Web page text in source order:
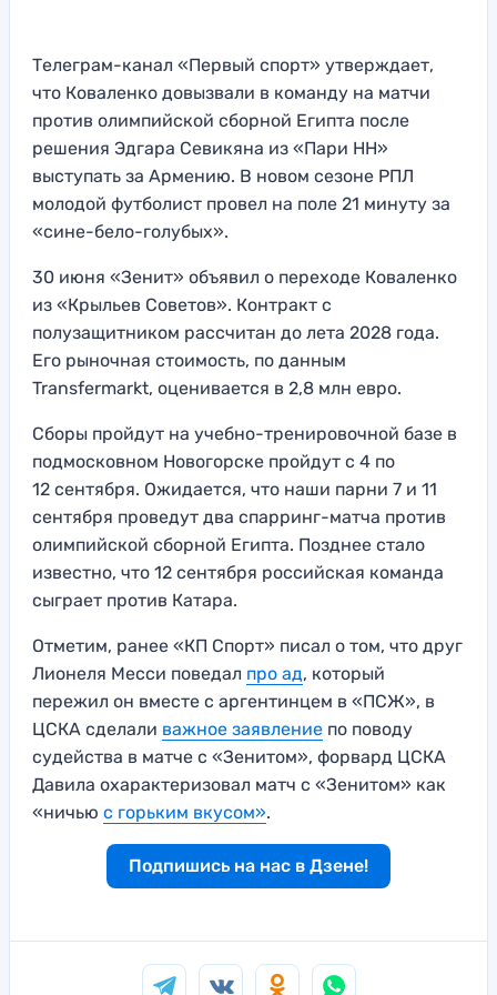
Телеграм-канал «Первый спорт» утверждает,
что Коваленко довызвали в команду на матчи
против олимпийской сборной Египта после
решения Эдгара Севикяна из «Пари НН»
выступать за Армению. В новом сезоне РПЛ
молодой футболист провел на поле 21 минуту за
«сине-бело-голубых».
30 июня «Зенит» объявил о переходе Коваленко
из «Крыльев Советов». Контракт с
полузащитником рассчитан до лета 2028 года.
Его рыночная стоимость, по данным
Transfermarkt, оценивается в 2,8 млн евро.
Сборы пройдут на учебно-тренировочной базе в
подмосковном Новогорске пройдут с 4 по
12 сентября. Ожидается, что наши парни 7 и 11
сентября проведут два спарринг-матча против
олимпийской сборной Египта. Позднее стало
известно, что 12 сентября российская команда
сыграет против Катара.
Отметим, ранее «КП Спорт» писал о том, что друг
Лионеля Месси поведал про ад, который
пережил он вместе с аргентинцем в «ПСЖ», в
ЦСКА сделали важное заявление по поводу
судейства в матче с «Зенитом», форвард ЦСКА
Давила охарактеризовал матч с «Зенитом» как
«ничью с горьким вкусом».
Подпишись на нас в Дзене!